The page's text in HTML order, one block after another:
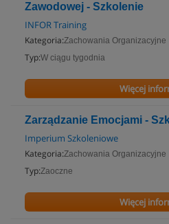
Zawodowej - Szkolenie
INFOR Training
Kategoria:Zachowania Organizacyjne
Typ:W ciągu tygodnia
Więcej
Zarządzanie Emocjami -
Imperium Szkoleniowe
Kategoria:Zachowania Organizacyjne
Typ:Zaoczne
Więcej